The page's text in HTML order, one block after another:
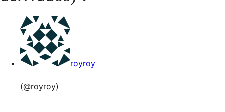
royroy
(@royroy)